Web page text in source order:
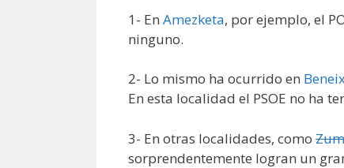
1- En Amezketa, por ejemplo, el
ninguno.
2- Lo mismo ha ocurrido en
En esta localidad el PSOE no ha
3- En otras localidades, como
sorprendentemente logran un